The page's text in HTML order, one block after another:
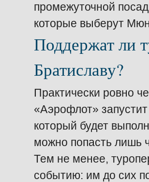
промежуточной
которые выберут
Поддержат ли
Братиславу?
Практически ровно
«Аэрофлот»
который будет
можно попасть лишь
Тем не менее,
событию: им до сих